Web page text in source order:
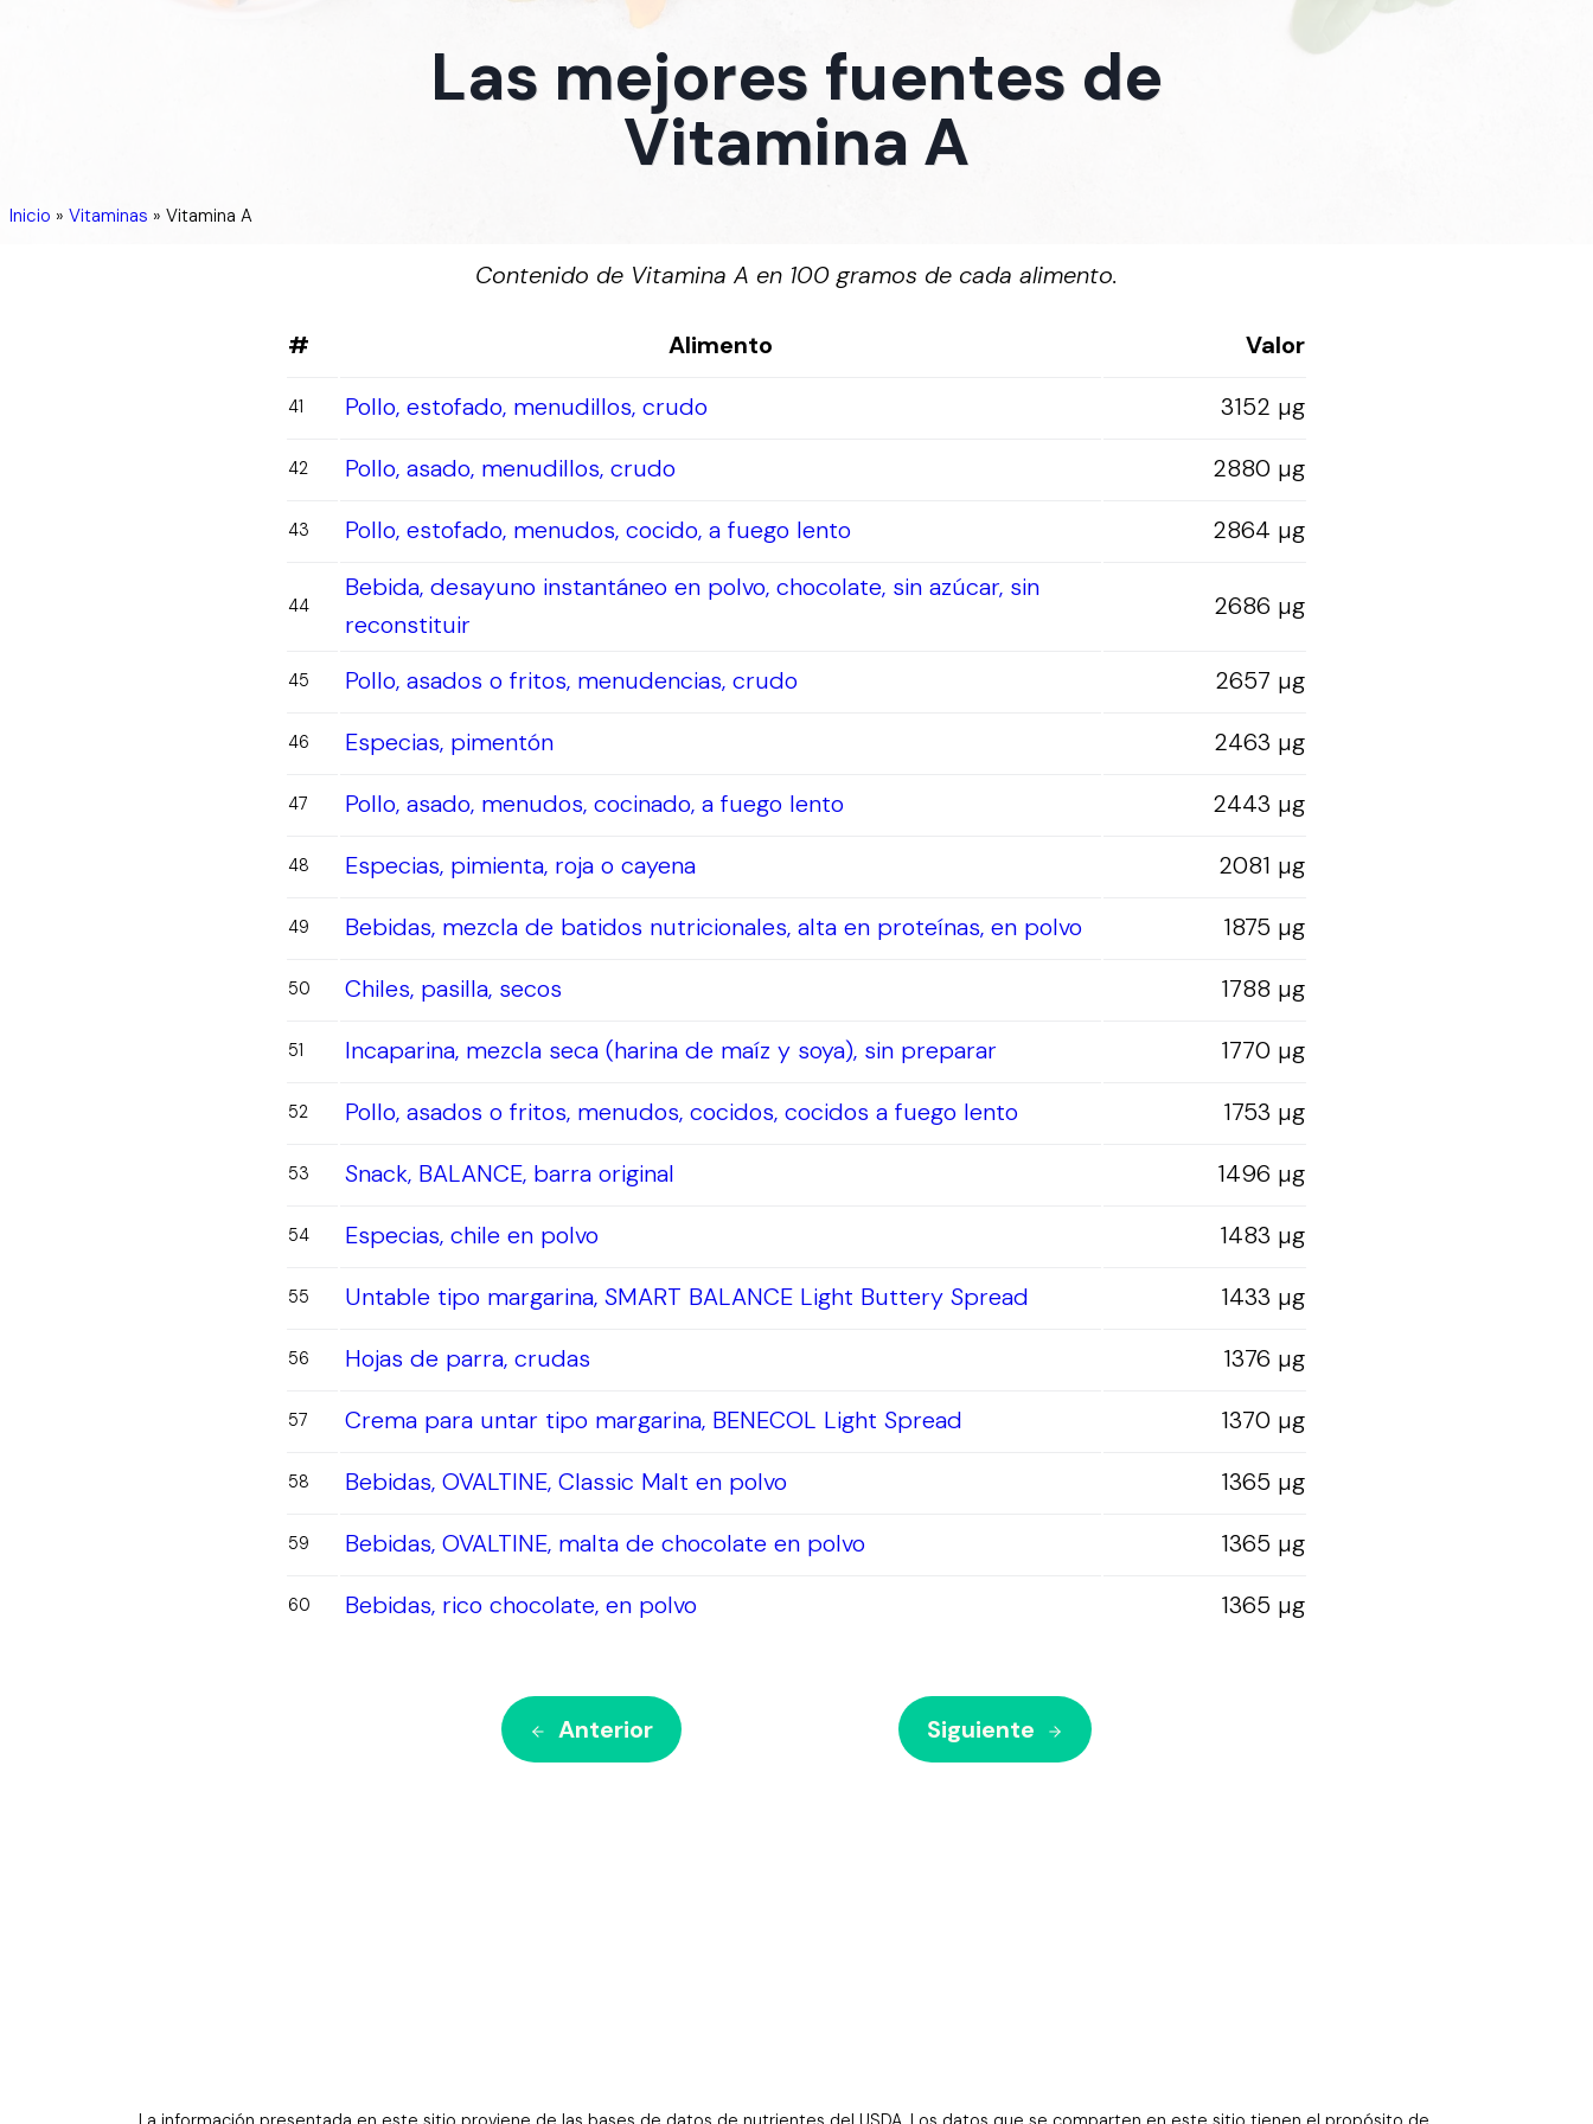
Las mejores fuentes de
Vitamina A
Inicio » Vitaminas » Vitamina A
Contenido de Vitamina A en 100 gramos de cada alimento.
# Alimento Valor
41 Pollo, estofado, menudillos, crudo 3152 µg
42 Pollo, asado, menudillos, crudo 2880 µg
43 Pollo, estofado, menudos, cocido, a fuego lento 2864 µg
44
Bebida, desayuno instantáneo en polvo, chocolate, sin azúcar, sin
reconstituir
2686 µg
45 Pollo, asados o fritos, menudencias, crudo 2657 µg
46 Especias, pimentón 2463 µg
47 Pollo, asado, menudos, cocinado, a fuego lento 2443 µg
48 Especias, pimienta, roja o cayena 2081 µg
49 Bebidas, mezcla de batidos nutricionales, alta en proteínas, en polvo 1875 µg
50 Chiles, pasilla, secos 1788 µg
51 Incaparina, mezcla seca (harina de maíz y soya), sin preparar 1770 µg
52 Pollo, asados o fritos, menudos, cocidos, cocidos a fuego lento 1753 µg
53 Snack, BALANCE, barra original 1496 µg
54 Especias, chile en polvo 1483 µg
55 Untable tipo margarina, SMART BALANCE Light Buttery Spread 1433 µg
56 Hojas de parra, crudas 1376 µg
57 Crema para untar tipo margarina, BENECOL Light Spread 1370 µg
58 Bebidas, OVALTINE, Classic Malt en polvo 1365 µg
59 Bebidas, OVALTINE, malta de chocolate en polvo 1365 µg
60 Bebidas, rico chocolate, en polvo 1365 µg
Anterior Siguiente